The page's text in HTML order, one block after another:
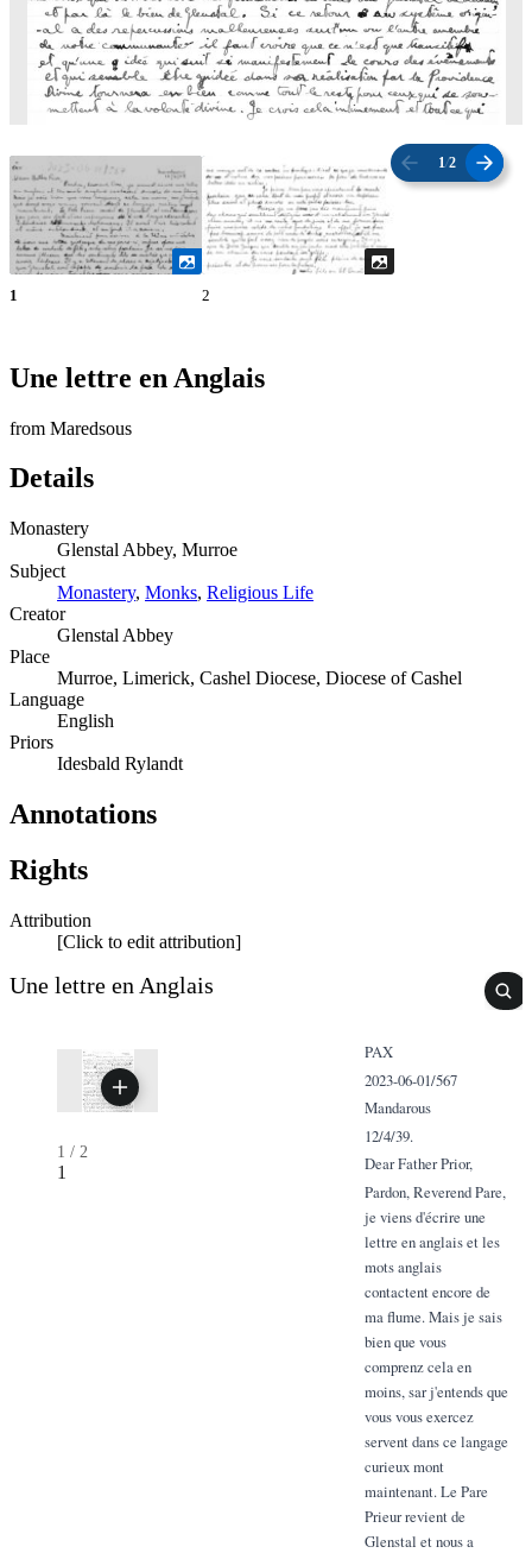
1 /2
1 2
Une lettre en Anglais
from Maredsous
Details
Monastery
Glenstal Abbey, Murroe
Subject
Monastery, Monks, Religious Life
Creator
Glenstal Abbey
Place
Murroe, Limerick, Cashel Diocese, Diocese of Cashel
Language
English
Priors
Idesbald Rylandt
Annotations
Rights
Attribution
[Click to edit attribution]
Une lettre en Anglais
1 / 2
1
PAX
2023-06-01/567
Mandarous
12/4/39.
Dear Father Prior,
Pardon, Reverend Pare,
je viens d'écrire une
lettre en anglais et les
mots anglais
contactent encore de
ma flume. Mais je sais
bien que vous
comprenz cela en
moins, sar j'entends que
vous vous exercez
servent dans ce langage
curieux mont
maintenant. Le Pare
Prieur revient de
Glenstal et nous a